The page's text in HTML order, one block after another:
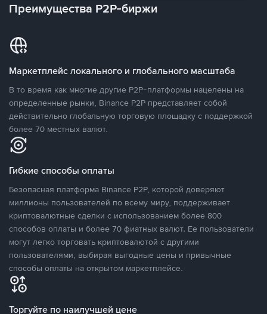
Преимущества P2P-биржи
Маркетплейс локального и глобального масштаба
В то время как многие другие P2P-платформы нацелены на
определенные рынки, Binance P2P представляет собой
действительно глобальную торговую площадку с поддержкой
более 70 местных валют.
Гибкие способы оплаты
Безопасная платформа Binance P2P, которой доверяют
миллионы пользователей по всему миру, поддерживает
криптовалютные сделки с использованием более 800
способов оплаты и более 70 фиатных валют. Ее пользователи
могут легко торговать криптовалютой с другими
пользователями, выбирая выгодные цены и привычные
способы оплаты на открытом маркетплейсе.
Торгуйте по наилучшей цене